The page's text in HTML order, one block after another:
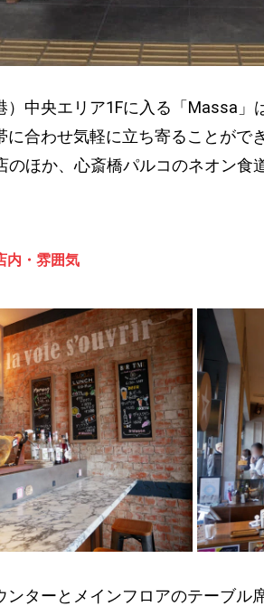
）中央エリア1Fに入る「Massa
合わせ気軽に立ち寄ることがで
のほか、心斎橋パルコのネオン食
内・雰囲気
ンターとメインフロアのテーブル